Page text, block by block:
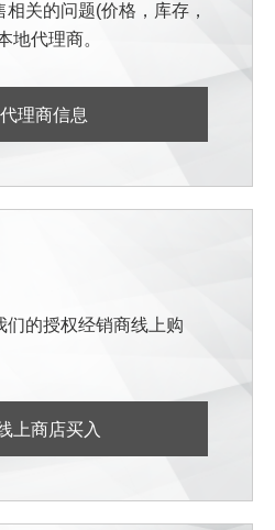
关的问题(价格，库存，
地代理商。
代理商信息
们的授权经销商线上购
上商店买入